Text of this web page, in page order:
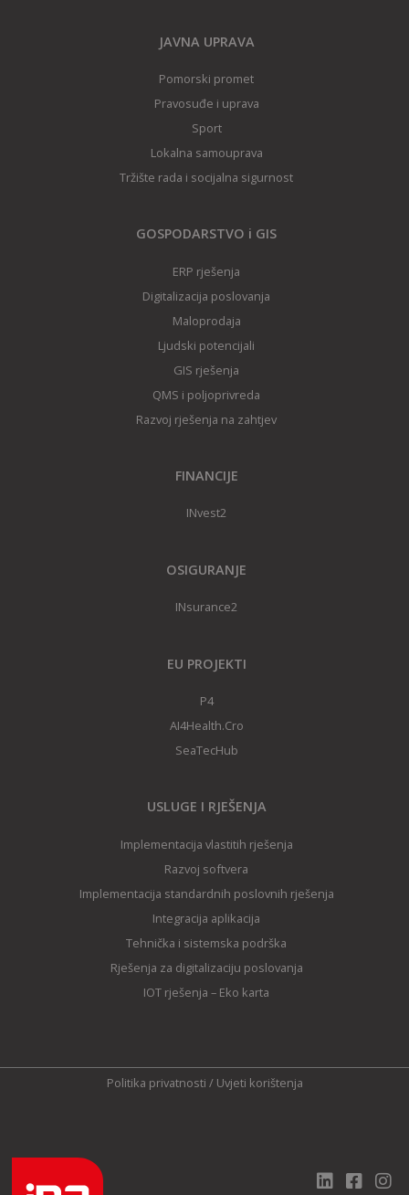
JAVNA UPRAVA
Pomorski promet
Pravosuđe i uprava
Sport
Lokalna samouprava
Tržište rada i socijalna sigurnost
GOSPODARSTVO i GIS
ERP rješenja
Digitalizacija poslovanja
Maloprodaja
Ljudski potencijali
GIS rješenja
QMS i poljoprivreda
Razvoj rješenja na zahtjev
FINANCIJE
INvest2
OSIGURANJE
INsurance2
EU PROJEKTI
P4
AI4Health.Cro
SeaTecHub
USLUGE I RJEŠENJA
Implementacija vlastitih rješenja
Razvoj softvera
Implementacija standardnih poslovnih rješenja
Integracija aplikacija
Tehnička i sistemska podrška
Rješenja za digitalizaciju poslovanja
IOT rješenja – Eko karta
Politika privatnosti / Uvjeti korištenja